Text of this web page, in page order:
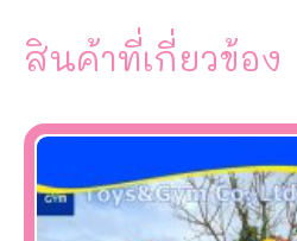
สินค้าที่เกี่ยวข้อง